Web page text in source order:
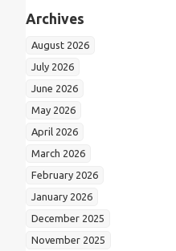
Archives
August 2026
July 2026
June 2026
May 2026
April 2026
March 2026
February 2026
January 2026
December 2025
November 2025